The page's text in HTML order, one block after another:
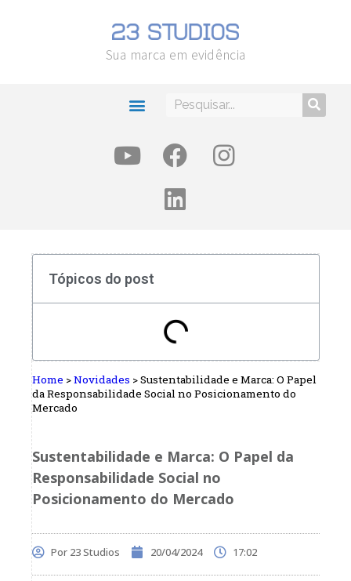
Sua marca em evidência
Tópicos do post
Home >Novidades >Sustentabilidade e Marca: O Papel
da Responsabilidade Social no Posicionamento do
Mercado
Sustentabilidade e Marca: O Papel da
Responsabilidade Social no
Posicionamento do Mercado
Por 23 Studios 20/04/2024 17:02